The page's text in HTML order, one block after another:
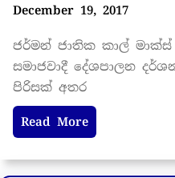
December 19, 2017
ජර්මන් ජාතික කාල්
සමාජවාදී දේශපාලන
පිරිසක් අතර
Read More